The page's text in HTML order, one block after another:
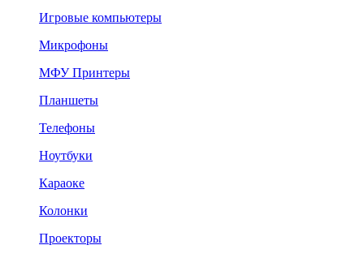
Игровые компьютеры
Микрофоны
МФУ Принтеры
Планшеты
Телефоны
Ноутбуки
Караоке
Колонки
Проекторы